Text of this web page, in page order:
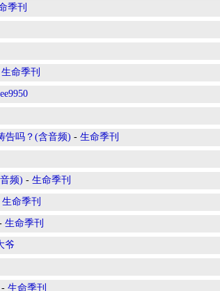
季刊
生命季刊
告吗？(含音频) - 生命季刊
频) - 生命季刊
生命季刊
生命季刊
爷
- 生命季刊